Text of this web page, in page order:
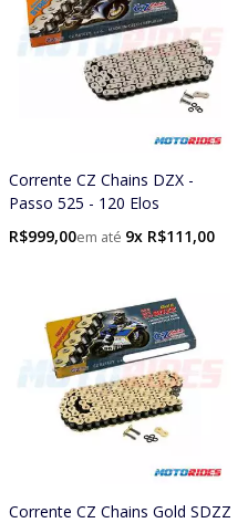
Corrente CZ Chains DZX -
Passo 525 - 120 Elos
R$999,00
9x R$111,00
Corrente CZ Chains Gold SDZZ